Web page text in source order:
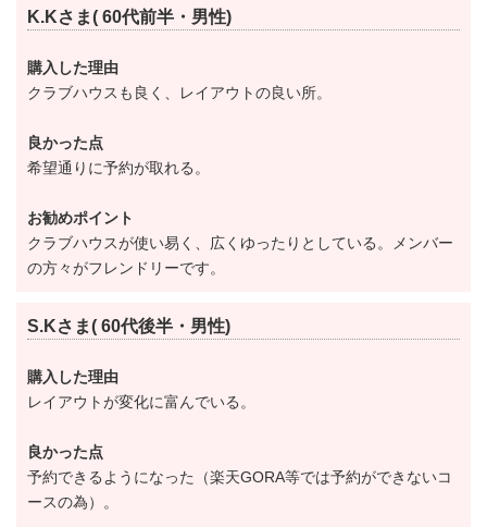
OUTコースはフラットながらもグリーン周りを取り囲
INコースはアベレージプレイヤーの挑戦意欲を掻き立
てられるダイナミックなコースデザイン。
名物ホールの16番は美しい浮島グリーンが美しいショ
ートホール。
にはセカンドショットは慎重に検討しながら攻略した
いところ。
す。
また、スタートするピンの位置によって全く攻め方が
変わるので何回ラウンドしても新しい発見と楽しみが
プレースタイルは基本的に全組キャディ付き、乗用カ
K.Kさま( 60代前半・男性)
購入した理由
クラブハウスも良く、レイアウトの良い所。
良かった点
希望通りに予約が取れる。
お勧めポイント
クラブハウスが使い易く、広くゆったりとしている。メンバー
の方々がフレンドリーです。
S.Kさま( 60代後半・男性)
購入した理由
レイアウトが変化に富んでいる。
良かった点
予約できるようになった（楽天GORA等では予約ができないコ
ースの為）。